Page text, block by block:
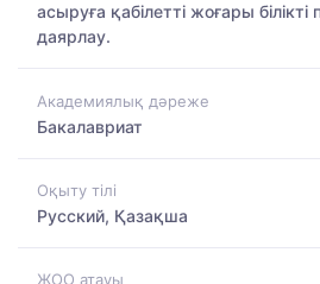
асыруға қабілетті жоғары
даярлау.
Академиялық дәреже
Бакалавриат
Оқыту тілі
Русский, Қазақша
ЖОО атауы